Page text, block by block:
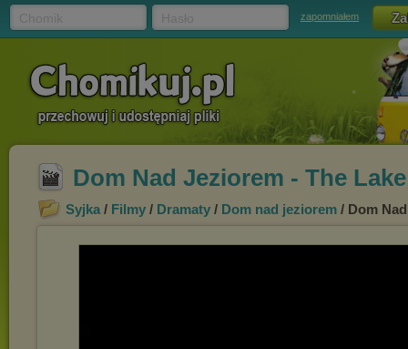
zapomniałem
Dom Nad Jeziorem - The
Syjka / Filmy / Dramaty / Dom nad jeziorem / Dom